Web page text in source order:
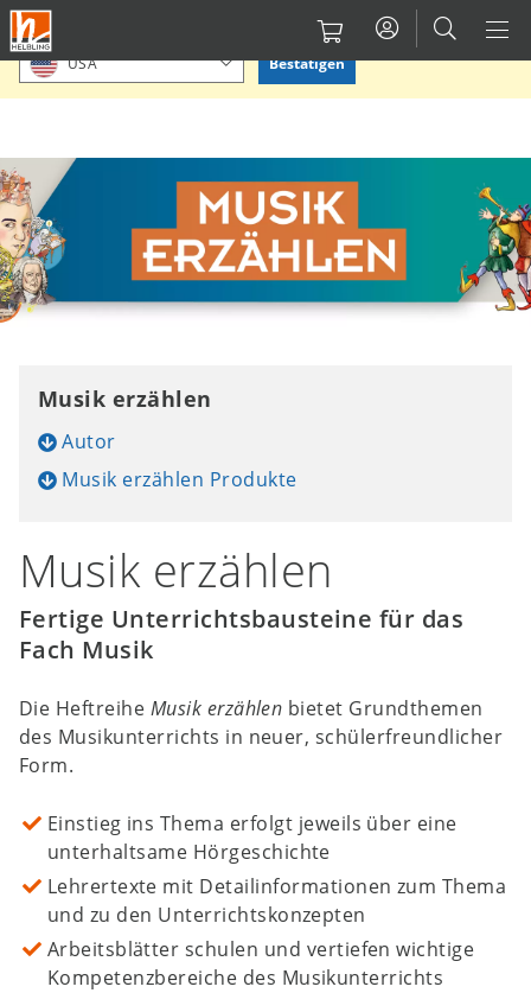
Direkt
zum
Inhalt
Bitte Standort bestätigen oder einen anderen auswählen.
USA Bestätigen
Musik erzählen
Autor
Musik erzählen Produkte
Musik erzählen
Fertige Unterrichtsbausteine für das
Fach Musik
Die Heftreihe Musik erzählen bietet Grundthemen
des Musikunterrichts in neuer, schülerfreundlicher
Form.
Einstieg ins Thema erfolgt jeweils über eine
unterhaltsame Hörgeschichte
Lehrertexte mit Detailinformationen zum Thema
und zu den Unterrichtskonzepten
Arbeitsblätter schulen und vertiefen wichtige
Kompetenzbereiche des Musikunterrichts